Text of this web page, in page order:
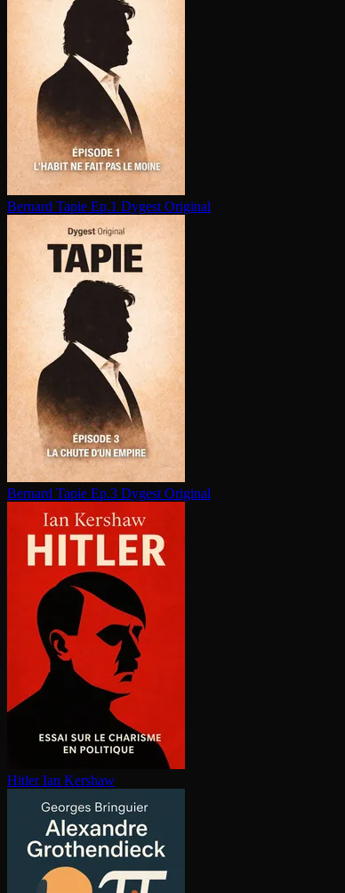
Bernard Tapie Ep.1 Dygest Original
Bernard Tapie Ep.3 Dygest Original
Hitler Ian Kershaw